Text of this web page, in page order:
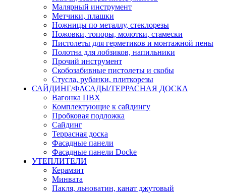
Малярный инструмент
Метчики, плашки
Ножницы по металлу, стеклорезы
Ножовки, топоры, молотки, стамески
Пистолеты для герметиков и монтажной пены
Полотна для лобзиков, напильники
Прочий инструмент
Скобозабивные пистолеты и скобы
Стусла, рубанки, плиткорезы
САЙДИНГ/ФАСАДЫ/ТЕРРАСНАЯ ДОСКА
Вагонка ПВХ
Комплектующие к сайдингу
Пробковая подложка
Сайдинг
Террасная доска
Фасадные панели
Фасадные панели Docke
УТЕПЛИТЕЛИ
Керамзит
Минвата
Пакля, льноватин, канат джутовый